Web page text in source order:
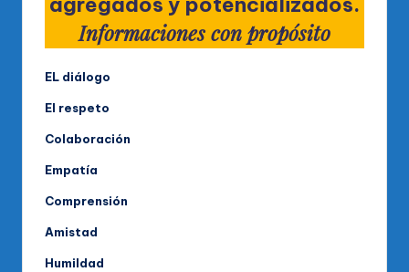
Informaciones con propósito
EL diálogo
El respeto
Colaboración
Empatía
Comprensión
Amistad
Humildad